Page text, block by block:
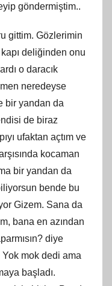
göndermiştim..
gittim. Gözlerimin
deliğinden onu
o daracık
neredeyse
bir yandan da
de biraz
ufaktan açtım ve
kocaman
bir yandan da
bende bu
Gizem. Sana da
bana en azından
diye
mok dedi ama
başladı.